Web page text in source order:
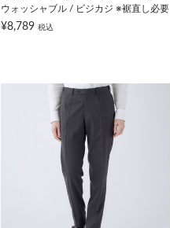
ウォッシャブル / ビジカジ ※裾直し必要
¥8,789 税込